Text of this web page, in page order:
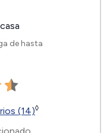
de hasta
(14)◊